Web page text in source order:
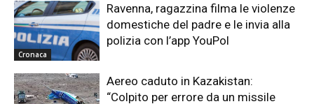
Cronaca
Ravenna, ragazzina filma le violenze
domestiche del padre e le invia alla
polizia con l’app YouPol
Aereo caduto in Kazakistan:
“Colpito per errore da un missile